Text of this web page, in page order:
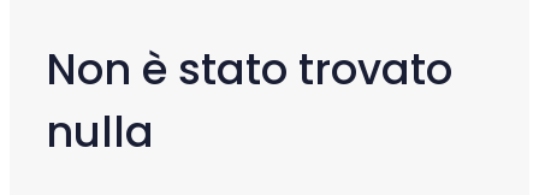
Non è stato trovato
nulla